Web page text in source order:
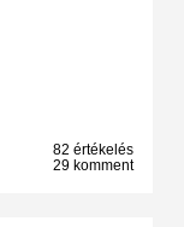
82 értékelés
29 komment